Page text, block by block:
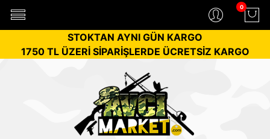
0
STOKTAN AYNI GÜN KARGO
1750 TL ÜZERİ SİPARİŞLERDE ÜCRETSİZ KARGO